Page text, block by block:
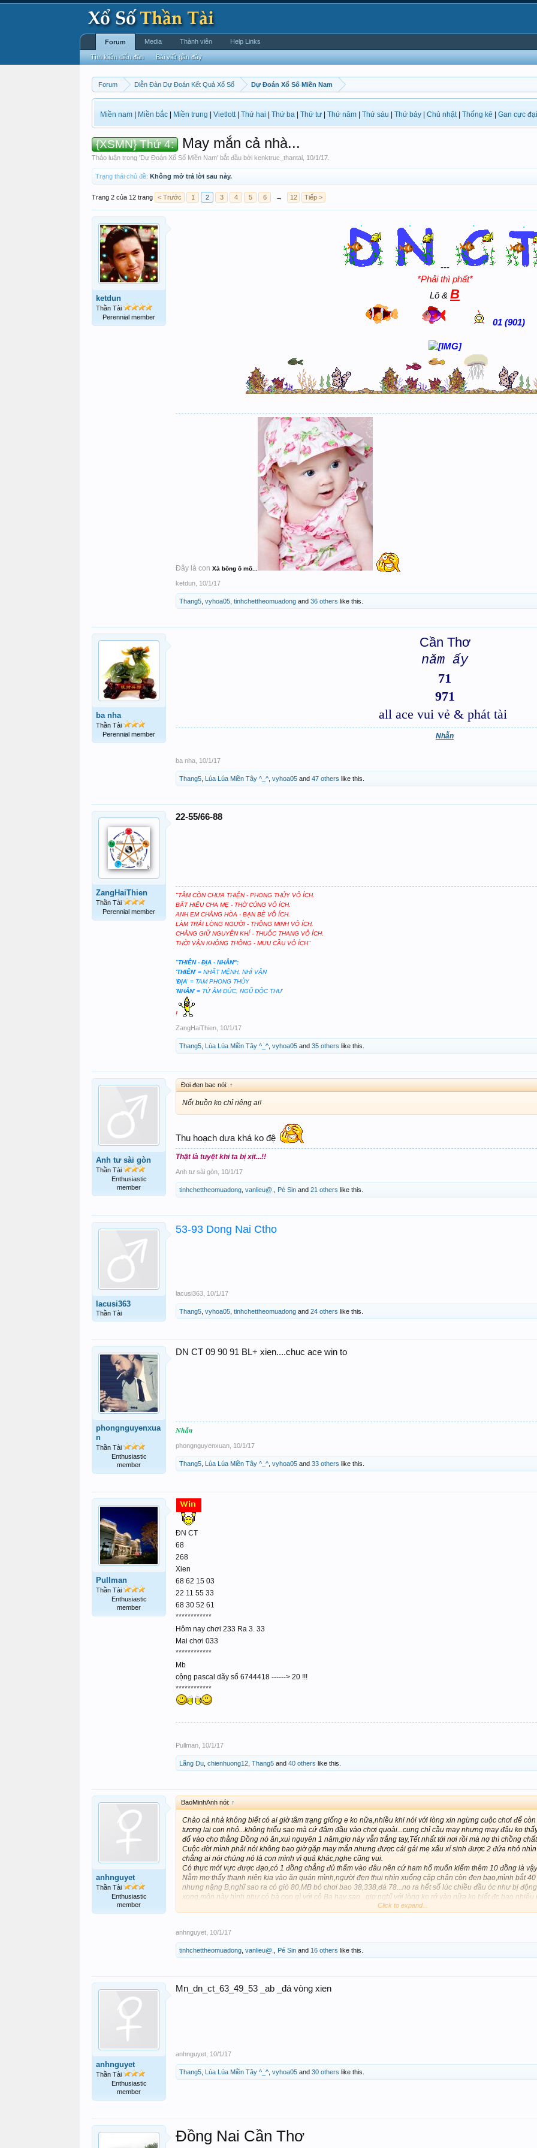
Forum Diễn Đàn Dự Đoán Kết Quả Xổ Số Dự Đoán Xổ Số Miền Nam
Miền nam Miền bắc Miền trung Vietlott| Thứ hai Thứ ba Thứ tư Thứ năm Thứ sáu Thứ bảy Chủ nhật| Thống kê Gan cực đại
{XSMN} Thứ 4: May mắn cả nhà...
Thảo luận trong 'Dự Đoán Xổ Số Miền Nam' bắt đầu bởi kenktruc_thantai 10/1/17
Trạng thái chủ đề: Không mở trả lời sau này.
Trang 2 của 12 trang < Trước 1 2 3 4 5 6 → 12 Tiếp >
ketdun
Thần Tài
Perennial member
---
*Phải thì phất*
Lô & B
01 (901)
Đây là con Xà bông ô mô...
ketdun 10/1/17
Thang5 vyhoa05 tinhchettheomuadong and 36 others like this.
ba nha
Thần Tài
Perennial member
Cần Thơ
năm ấy
71
971
all ace vui vẻ & phát tài
Nhẫn
ba nha 10/1/17
Thang5 Lúa Lúa Miền Tây ^_^ vyhoa05 and 47 others like this.
ZangHaiThien
Thần Tài
Perennial member
22-55/66-88
"TÂM CÒN CHƯA THIỆN - PHONG THỦY VÔ ÍCH.
BẤT HIẾU CHA MẸ - THỜ CÚNG VÔ ÍCH.
ANH EM CHẲNG HÒA - BẠN BÈ VÔ ÍCH.
LÀM TRÁI LÒNG NGƯỜI - THÔNG MINH VÔ ÍCH.
CHẲNG GIỮ NGUYÊN KHÍ - THUỐC THANG VÔ ÍCH.
THỜI VẬN KHÔNG THÔNG - MƯU CẦU VÔ ÍCH"
"THIÊN - ĐỊA - NHÂN":
'THIÊN' = NHẤT MỆNH, NHÌ VẬN
'ĐỊA' = TAM PHONG THỦY
'NHÂN' = TỨ ÂM ĐỨC, NGŨ ĐỘC THƯ
!
ZangHaiThien 10/1/17
Thang5 Lúa Lúa Miền Tây ^_^ vyhoa05 and 35 others like this.
Anh tư sài gòn
Thần Tài
Enthusiastic
member
Đoi đen bac nói: ↑
Nổi buồn ko chỉ riêng ai!
Thu hoạch dưa khá ko đệ
Thật là tuyệt khi ta bị xịt...!!
Anh tư sài gòn 10/1/17
tinhchettheomuadong vanlieu@. Pé Sin and 21 others like this.
lacusi363
Thần Tài
53-93 Dong Nai Ctho
lacusi363 10/1/17
Thang5 vyhoa05 tinhchettheomuadong and 24 others like this.
phongnguyenxua
n
Thần Tài
Enthusiastic
member
DN CT 09 90 91 BL+ xien....chuc ace win to
Nhẫn
phongnguyenxuan 10/1/17
Thang5 Lúa Lúa Miền Tây ^_^ vyhoa05 and 33 others like this.
Pullman
Thần Tài
Enthusiastic
member
ĐN CT
68
268
Xien
68 62 15 03
22 11 55 33
68 30 52 61
************
Hôm nay chơi 233 Ra 3. 33
Mai chơi 033
************
Mb
cộng pascal dãy số 6744418 ------> 20 !!!
************
Pullman 10/1/17
Lãng Du chienhuong12 Thang5 and 40 others like this.
anhnguyet
Thần Tài
Enthusiastic
member
BaoMinhAnh nói: ↑
Chào cả nhà không biết có ai giờ tâm trạng giống e ko nữa,nhiều khi nói với lòng xin ngừng cuộc chơi để
tương lai con nhỏ...không hiểu sao mà cứ đâm đầu vào chơi quoài...cung chỉ cầu may nhưng may đâu ko
đổ vào cho thằng Đồng nó ăn,xui nguyên 1 năm,giơ này vẫn trắng tay,Tết nhất tới nơi rồi mà nợ thì chồng
Cuộc đời mình phải nói không bao giờ gặp may mắn nhưng được cái gái mẹ xấu xí sinh được 2 đứa nhỏ
chẳng ai nói chúng nó là con mình vì quá khác,nghe cũng vui.
Có thực mới vực được đạo,có 1 đồng chẳng đủ thấm vào đâu nên cứ ham hố muốn kiếm thêm 10 đồng là
Nằm mơ thấy thanh niên kia vào ăn quán mình,người đen thui nhìn xuống cặp chân còn đen bạo,mình bắt
nhưng nặng B,nghĩ sao ra có giò 80,MB bỏ chơi bao 38,338,đá 78...no ra hết số lúc chiều đầu óc như bị
xong,môn này hình như có bà con gì với cô Ba hay sao...giơ nghĩ với lòng ko rớ vào nữa ko biết đc bao
Click to expand...
anhnguyet 10/1/17
tinhchettheomuadong vanlieu@. Pé Sin and 16 others like this.
anhnguyet
Thần Tài
Enthusiastic
member
Mn_dn_ct_63_49_53 _ab _đá vòng xien
anhnguyet 10/1/17
Thang5 Lúa Lúa Miền Tây ^_^ vyhoa05 and 30 others like this.
Đồng Nai Cần Thơ
Forum
Tìm kiếm diễn đàn Bài viết gần đây
Media Thành viên Help Links